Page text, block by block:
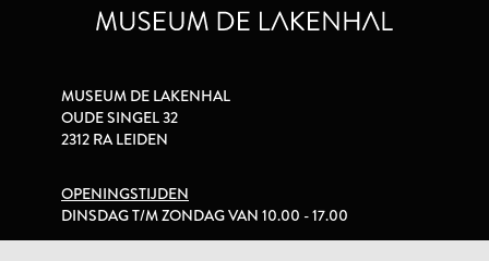
MUSEUM DE LAKENHAL
OUDE SINGEL 32
2312 RA LEIDEN
OPENINGSTIJDEN
DINSDAG T/M ZONDAG VAN 10.00 - 17.00